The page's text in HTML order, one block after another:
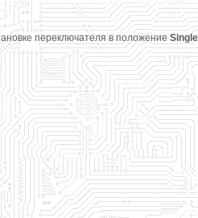
переключателя в положение